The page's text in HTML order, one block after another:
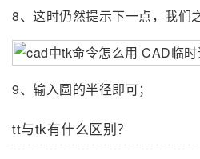
8、这时仍然提示下一点，我们
9、输入圆的半径即可；
tt与tk有什么区别？